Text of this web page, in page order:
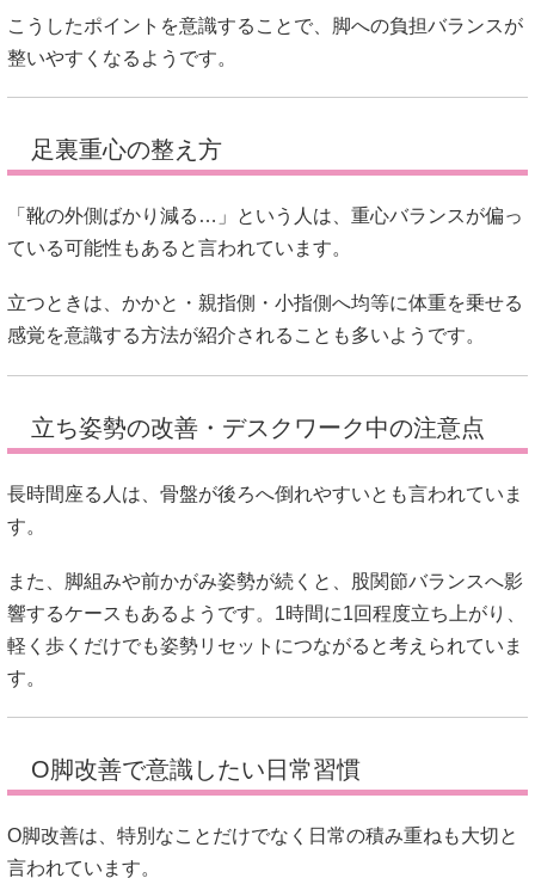
こうしたポイントを意識することで、脚への負担バランスが
整いやすくなるようです。
足裏重心の整え方
「靴の外側ばかり減る…」という人は、重心バランスが偏っ
ている可能性もあると言われています。
立つときは、かかと・親指側・小指側へ均等に体重を乗せる
感覚を意識する方法が紹介されることも多いようです。
立ち姿勢の改善・デスクワーク中の注意点
長時間座る人は、骨盤が後ろへ倒れやすいとも言われていま
す。
また、脚組みや前かがみ姿勢が続くと、股関節バランスへ影
響するケースもあるようです。1時間に1回程度立ち上がり、
軽く歩くだけでも姿勢リセットにつながると考えられていま
す。
O脚改善で意識したい日常習慣
O脚改善は、特別なことだけでなく日常の積み重ねも大切と
言われています。